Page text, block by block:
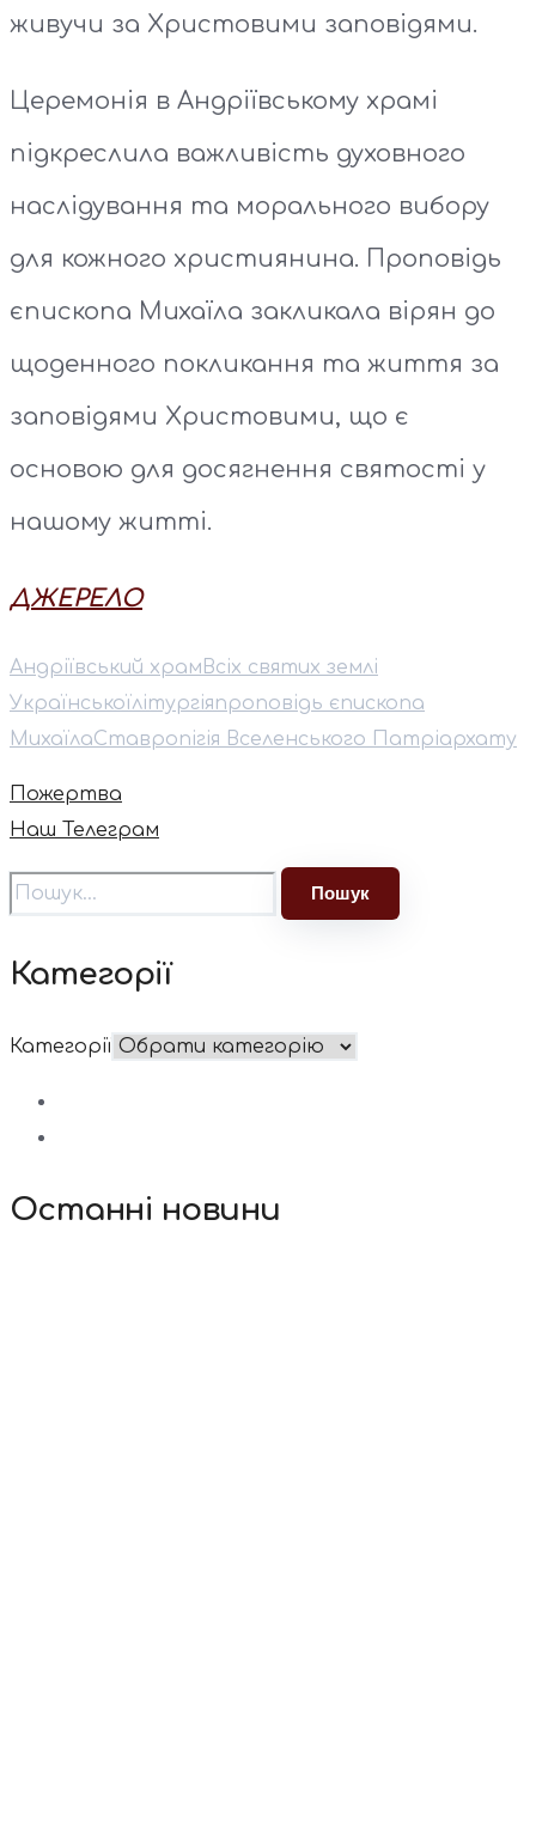
живучи за Христовими заповідями.
Церемонія в Андріївському храмі
підкреслила важливість духовного
наслідування та морального вибору
для кожного християнина. Проповідь
єпископа Михаїла закликала вірян до
щоденного покликання та життя за
заповідями Христовими, що є
основою для досягнення святості у
нашому житті.
ДЖЕРЕЛО
Андріївський храм Всіх святих землі
Українськоїлітургіяпроповідь єпископа
МихаїлаСтавропігія Вселенського Патріархату
Пожертва
Наш Телеграм
Категорії
Категорії
Останні новини